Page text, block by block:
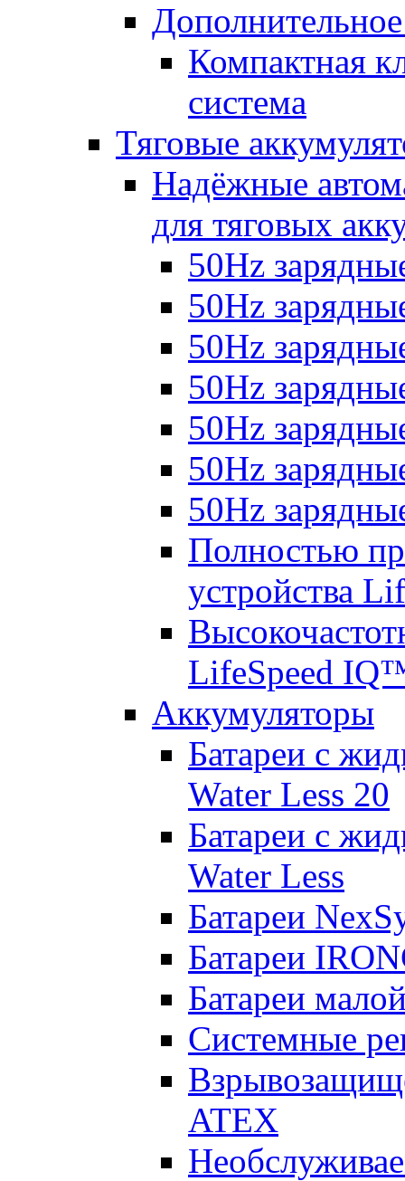
Компактная
система
Тяговые
Надёжные
для тяговых
50Hz
50Hz
50Hz
50Hz
50Hz
50Hz
50Hz
Полностью
устройства
LifeSpeed
Аккумуляторы
Батареи с
Water Less 20
Батареи с
Water Less
Батареи
Батареи
Батареи
Системные
ATEX